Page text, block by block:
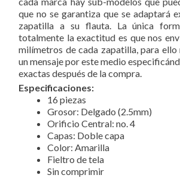
que no se garantiza que se adaptará
zapatilla a su flauta. La única
totalmente la exactitud es que nos
milímetros de cada zapatilla, para ello
un mensaje por este medio
exactas después de la compra.
Especificaciones:
16 piezas
Grosor: Delgado (2.5mm)
Orificio Central: no. 4
Capas: Doble capa
Color: Amarilla
Fieltro de tela
Sin comprimir